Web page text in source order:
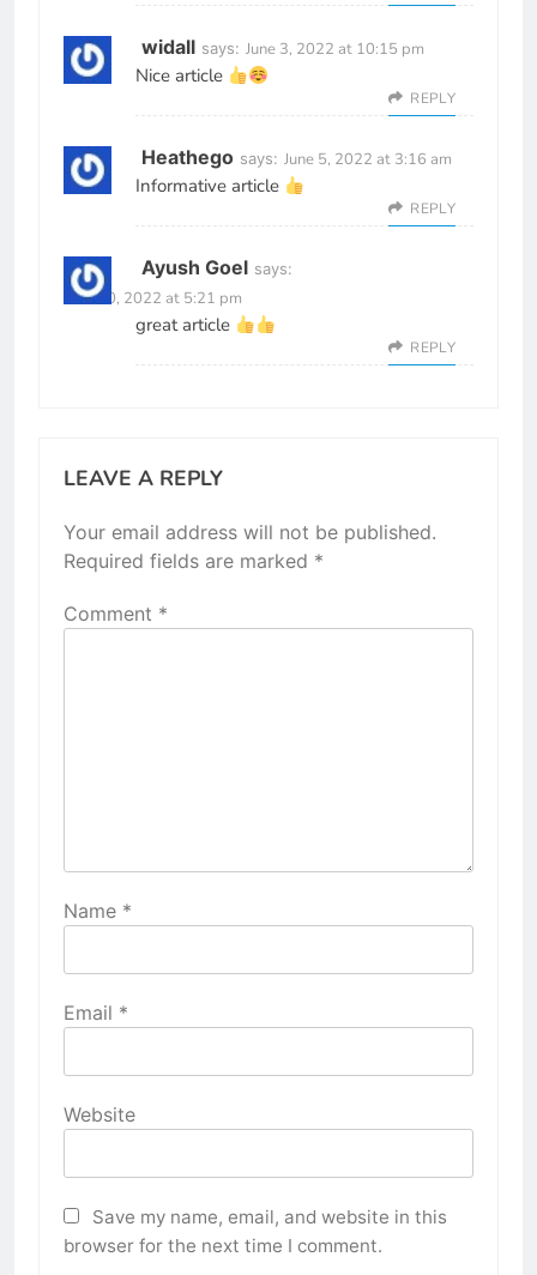
widall says: June 3, 2022 at 10:15 pm
Nice article
REPLY
Heathego says: June 5, 2022 at 3:16 am
Informative article
REPLY
Ayush Goel says:
June 30, 2022 at 5:21 pm
great article
REPLY
LEAVE A REPLY
Your email address will not be published.
Required fields are marked *
Comment *
Name *
Email *
Website
Save my name, email, and website in this
browser for the next time I comment.